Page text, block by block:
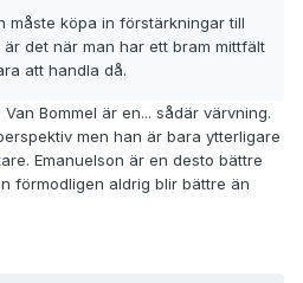
måste köpa in förstärkningar till
det när man har ett bram mittfält
att handla då.
Bommel är en... sådär värvning.
men han är bara ytterligare
Emanuelson är en desto bättre
förmodligen aldrig blir bättre än